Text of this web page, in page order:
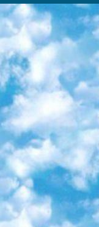
из англоязычных СМИ и переводит те из них, за которые голосуют участники сообщества «ВКонтакте». По большей части это научно-популярные статьи. Редакторы придумывают лишь заголовки, в остальном содержание переводов соответствует оригиналам. Полные тексты можно читать прямо в социальной сети. 8. InternetUrok Онлайн-база материалов по основным дисциплинам школьной программы. Информация на сайте структурирована по классам, предметам и темам (урокам). Каждый урок состоит из видеолекций и конспектов. Есть также интерактивные тренажёры и тесты для закрепления пройденного материала. Даже если вы давно окончили школу, возможность повторить программу старших классов всегда может пригодиться. 9. Edutainme Ещё один ресурс об образовании. В отличие от Newtonew, как мне кажется, Edutainme больше ориентируется на представителей индустрии: педагогов, предпринимателей, разработчиков образовательных проектов. Но и любой, кто просто стремится к саморазвитию, найдёт на сайте много полезного и интересного для себя. Например, информацию о новых курсах и образовательных сервисах. 10. Newtonew Онлайн-медиа об образовании и обучении в широком смысле. Авторы Newtonew пишут об инструментах, заведениях, тактиках и стратегиях, которые помогают учить других и получать новые знания самостоятельно. На этой площадке вы найдёте новости, обзоры, аналитические мат